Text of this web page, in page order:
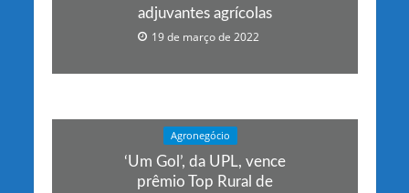
adjuvantes agrícolas
19 de março de 2022
Agronegócio
‘Um Gol’, da UPL, vence
prêmio Top Rural de